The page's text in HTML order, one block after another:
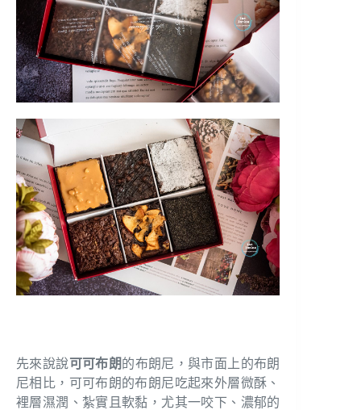
先來說說可可布朗的布朗尼，與市面上的布朗
尼相比，可可布朗的布朗尼吃起來外層微酥、
裡層濕潤、紮實且軟黏，尤其一咬下、濃郁的